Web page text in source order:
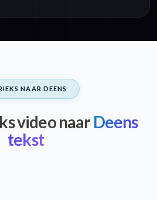
NAAR DEENS
video naarDeens
tekst